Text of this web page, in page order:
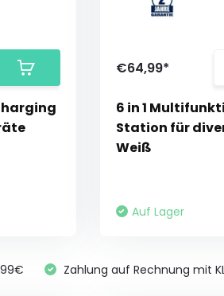
€64,99*
6 in 1
Station für
Weiß
Auf Lager
Zahlung auf Rechnung mit